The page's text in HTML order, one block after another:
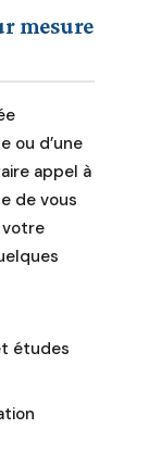
mesure
ou d’une
appel à
de vous
votre
études